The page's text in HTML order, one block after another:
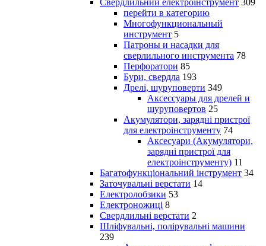
Свердлильний електроінструмент 309
перейти в категорию
Многофункциональный
инструмент 5
Патроны и насадки для
сверлильного инструмента 78
Перфоратори 85
Бури, свердла 193
Дрелі, шуруповерти 349
Аксессуары для дрелей и
шуруповертов 25
Акумулятори, зарядні пристрої
для електроінструменту 74
Аксесуари (Акумулятори,
зарядні пристрої для
електроінструменту) 11
Багатофункціональний інструмент 34
Заточувальні верстати 14
Електролобзики 53
Електроножиці 8
Свердлильні верстати 2
Шліфувальні, полірувальні машини
239